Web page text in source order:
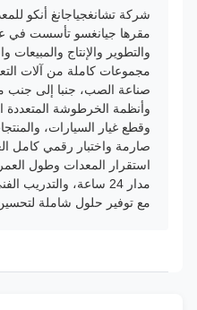
شركة تشانغجياجانغ أنكو
والتطوير والإنتاج والمبيعات
مجموعات كاملة من آلات التعبئة،
صناعة الصب، جنبا إلى جنب مع
وأنظمة الخرطوشة المتعددة
وقطع غيار السيارات، والمنتجات
صارمة واختبار رقمي كامل
استقرار المعدات وطول العمر.
مدار 24 ساعة، والتدريب الفني،
مع توفير حلول شاملة لتحسين